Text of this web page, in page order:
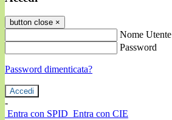
button close ×
Nome Utente
Password
Password dimenticata?
-
Entra con SPID Entra con CIE